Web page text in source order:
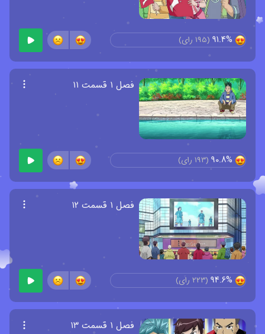
91.4%
(
195 رای)
فصل ۱ قسمت ۱۱
90.8%
(
193 رای)
فصل ۱ قسمت ۱۲
94.6%
(
223 رای)
فصل ۱ قسمت ۱۳